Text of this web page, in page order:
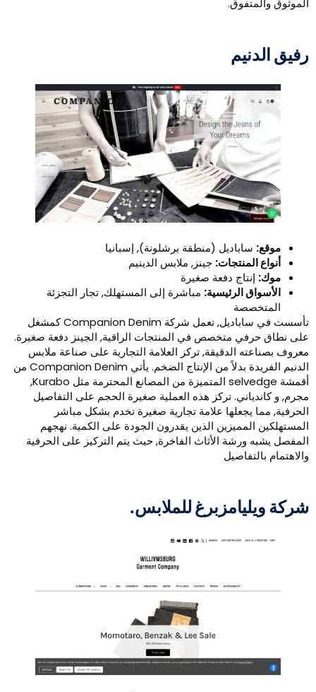
والمتفوق.
الدنيم
موقع:ساباديل (منطقة برشلونة), إسبانيا
أنواع المنتجات:جينز, ملابس الدينيم
موك:إنتاج دفعة صغيرة
الأسواق الرئيسية:مباشرة إلى المستهلك, تجار التجزئة
المتخصصة
تأسست في ساباديل, تعمل شركة Companion Denim كمشغل
نطاق حرفي متخصص في المنتجات الراقية, الجينز دفعة صغيرة.
بصناعته الدقيقة, تركز العلامة التجارية على صناعة ملابس
الدنيم الفريدة بدلاً من الإنتاج الضخم. يأتي Companion Denim من
أقمشة selvedge المتميزة من المصانع المحترمة مثل Kurabo,
و كاندياني. تركز هذه العملية صغيرة الحجم على التفاصيل
مما يجعلها علامة تجارية صغيرة تخدم بشكل مباشر
المميزين الذين يقدرون الجودة على الكمية. نهجهم
يشبه ورشة الأثاث الفاخرة, حيث يتم التركيز على الحرفية
بالتفاصيل
ويليامزبرغ للملابس.